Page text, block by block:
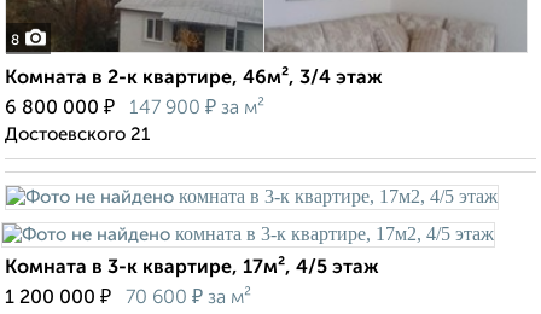
8
Комната в 2-к квартире, 46м², 3/4 этаж
6 800 000 ₽ 147 900 ₽ за м²
Достоевского 21
Комната в 3-к квартире, 17м², 4/5 этаж
1 200 000 ₽ 70 600 ₽ за м²